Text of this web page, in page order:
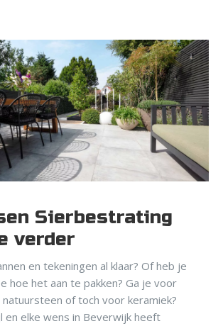
Sierbestrating
verder
en tekeningen al klaar? Of heb je
hoe het aan te pakken? Ga je voor
of toch voor keramiek?
en elke wens in Beverwijk heeft